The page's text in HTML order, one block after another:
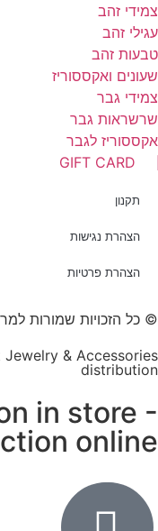
צמידי זהב
עגילי זהב
טבעות זהב
שעונים ואקססוריז
צמידי גבר
שרשראות גבר
אקססוריז לגבר
GIFT CARD
תקנון
הצהרת נגישות
הצהרת פרטיות
© כל הזכויות שמורות
& Accessories
distribution
in store -
online